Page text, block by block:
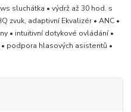
sluchátka • výdrž až 30 hod. s
zvuk, adaptivní Ekvalizér • ANC •
• intuitivní dotykové ovládání •
podpora hlasových asistentů •